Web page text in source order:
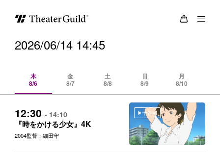
2026/06/14 14:45
木
8/6
金
8/7
土
8/8
日
8/9
月
8/10
予告編
12:30 - 14:10
『時をかける少女』 4K
2004監督：細田守